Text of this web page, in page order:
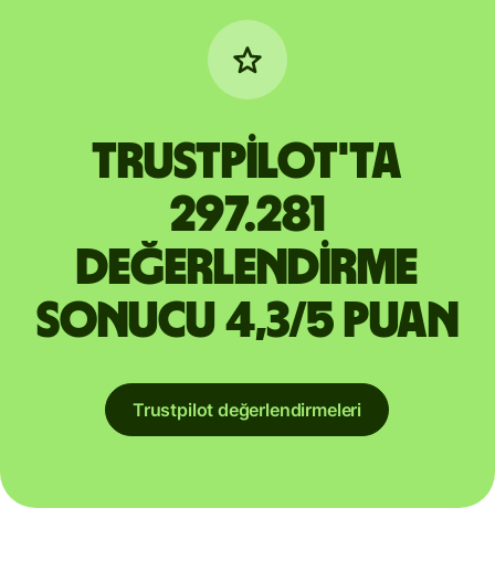
Trustpilot'ta
297.281
değerlendirme
sonucu 4,3/5 puan
Trustpilot değerlendirmeleri